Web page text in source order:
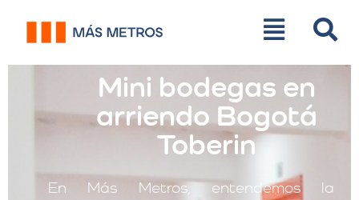
Mini bodegas en
arriendo Bogotá
Toberin
En Más Metros, entendemos la